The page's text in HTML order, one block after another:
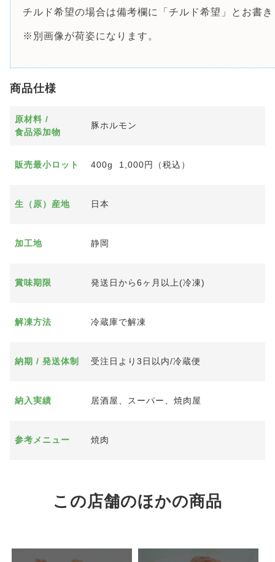
チルド希望の場合は備考欄に「チルド希望」とお書
※別画像が荷姿になります。
商品仕様
原材料 /
食品添加物
豚ホルモン
販売最小ロット 400g 1,000円（税込）
生（原）産地 日本
加工地 静岡
賞味期限 発送日から6ヶ月以上(冷凍)
解凍方法 冷蔵庫で解凍
納期 / 発送体制 受注日より3日以内/冷蔵便
納入実績 居酒屋、スーパー、焼肉屋
参考メニュー 焼肉
この店舗のほかの商品